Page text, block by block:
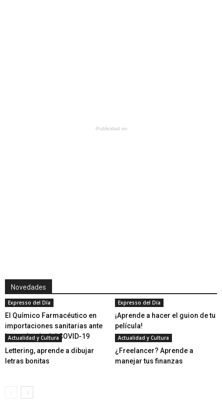
-Publicidad sv-
Novedades
Expresso del Día
El Químico Farmacéutico en
importaciones sanitarias ante
la pandemia del COVID-19
Expresso del Día
¡Aprende a hacer el guion de tu
película!
Actualidad y Cultura
Lettering, aprende a dibujar
letras bonitas
Actualidad y Cultura
¿Freelancer? Aprende a
manejar tus finanzas